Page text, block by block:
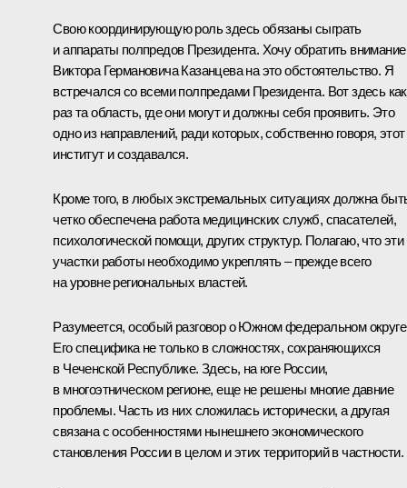
Свою координирующую роль здесь обязаны сыграть
и аппараты полпредов Президента. Хочу обратить внимание
Виктора Германовича Казанцева на это обстоятельство. Я
встречался со всеми полпредами Президента. Вот здесь как
раз та область, где они могут и должны себя проявить. Это
одно из направлений, ради которых, собственно говоря, этот
институт и создавался.
Кроме того, в любых экстремальных ситуациях должна
четко обеспечена работа медицинских служб, спасателей,
психологической помощи, других структур. Полагаю, что эти
участки работы необходимо укреплять – прежде всего
на уровне региональных властей.
Разумеется, особый разговор о Южном федеральном
Его специфика не только в сложностях, сохраняющихся
в Чеченской Республике. Здесь, на юге России,
в многоэтническом регионе, еще не решены многие давние
проблемы. Часть из них сложилась исторически, а другая
связана с особенностями нынешнего экономического
становления России в целом и этих территорий в частности.